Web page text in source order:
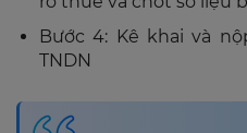
Bước 4: Kê khai và
TNDN